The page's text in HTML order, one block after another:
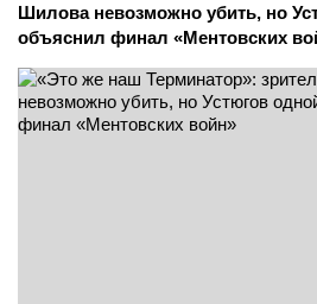
Шилова невозможно убить, но
объяснил финал «Ментовских